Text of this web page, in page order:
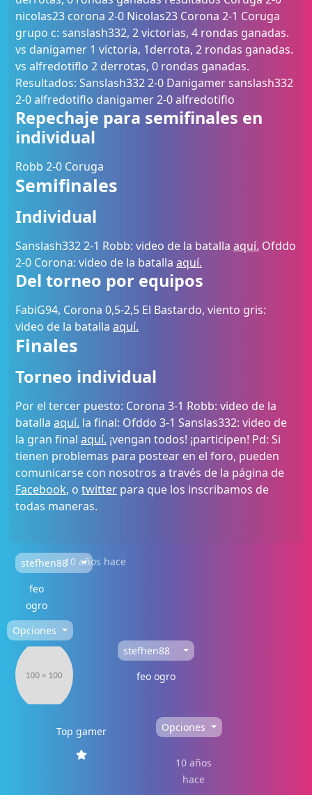
nicolas23 corona 2-0 Nicolas23 Corona 2-1 Coruga
grupo c: sanslash332, 2 victorias, 4 rondas ganadas.
vs danigamer 1 victoria, 1derrota, 2 rondas ganadas.
vs alfredotiflo 2 derrotas, 0 rondas ganadas.
Resultados: Sanslash332 2-0 Danigamer sanslash332
2-0 alfredotiflo danigamer 2-0 alfredotiflo
Repechaje para semifinales en
individual
Robb 2-0 Coruga
Semifinales
Individual
Sanslash332 2-1 Robb: video de la batalla aquí. Ofddo
2-0 Corona: video de la batalla aquí.
Del torneo por equipos
FabiG94, Corona 0,5-2,5 El Bastardo, viento gris:
video de la batalla aquí.
Finales
Torneo individual
Por el tercer puesto: Corona 3-1 Robb: video de la
batalla aquí. la final: Ofddo 3-1 Sanslas332: video de
la gran final aquí. ¡vengan todos! ¡participen! Pd: Si
tienen problemas para postear en el foro, pueden
comunicarse con nosotros a través de la página de
Facebook, o twitter para que los inscribamos de
todas maneras.
stefhen88
feo
ogro
10 años hace
Opciones
stefhen88
feo ogro
Top gamer Opciones
10 años
hace